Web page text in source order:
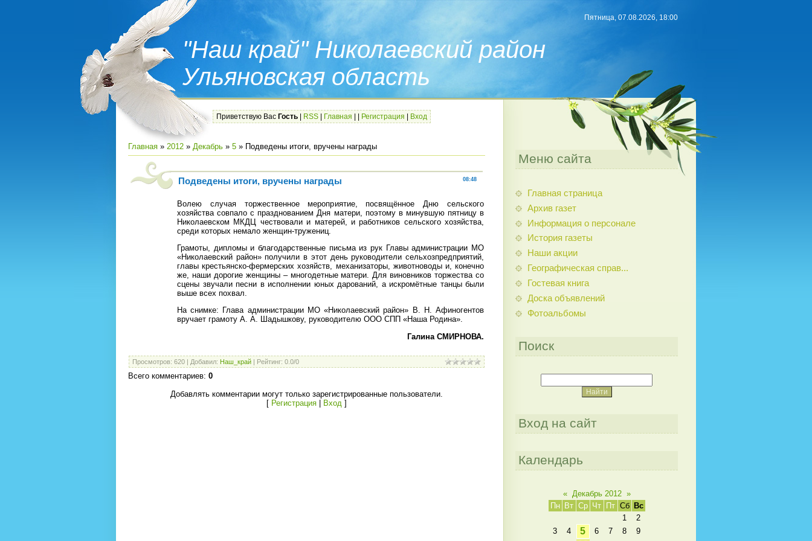
"Наш край" Николаевский район
Ульяновская область
Пятница, 07.08.2026, 18:00
Приветствую Вас Гость RSS Главная Регистрация Вход
Главная » 2012 » Декабрь » 5 » Подведены итоги, вручены награды
08:48
Подведены итоги, вручены награды
Волею случая торжественное мероприятие, посвящённое Дню сельского
хозяйства совпало с празднованием Дня матери, поэтому в минувшую пятницу в
Николаевском МКДЦ чествовали и матерей, и работников сельского хозяйства,
среди которых немало женщин-тружениц.
Грамоты, дипломы и благодарственные письма из рук Главы администрации МО
«Николаевский район» получили в этот день руководители сельхозпредприятий,
главы крестьянско-фермерских хозяйств, механизаторы, животноводы и, конечно
же, наши дорогие женщины – многодетные матери. Для виновников торжества со
сцены звучали песни в исполнении юных дарований, а искромётные танцы были
выше всех похвал.
На снимке: Глава администрации МО «Николаевский район» В. Н. Афиногентов
вручает грамоту А. А. Шадышкову, руководителю ООО СПП «Наша Родина».
Галина СМИРНОВА.
Просмотров: 620 Добавил: Наш_край Рейтинг: 0.0/0
Всего комментариев: 0
Добавлять комментарии могут только зарегистрированные пользователи.
[ Регистрация Вход ]
Меню сайта
Главная страница
Архив газет
Информация о персонале
История газеты
Наши акции
Географическая справ...
Гостевая книга
Доска объявлений
Фотоальбомы
Поиск
Вход на сайт
Календарь
« Декабрь 2012 »
Пн
Вт Ср Чт Пт Сб
Вс
1
2
3
4 5 6 7 8
9